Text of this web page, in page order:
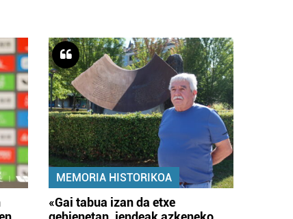
MEMORIA HISTORIKOA
«Gai tabua izan da etxe